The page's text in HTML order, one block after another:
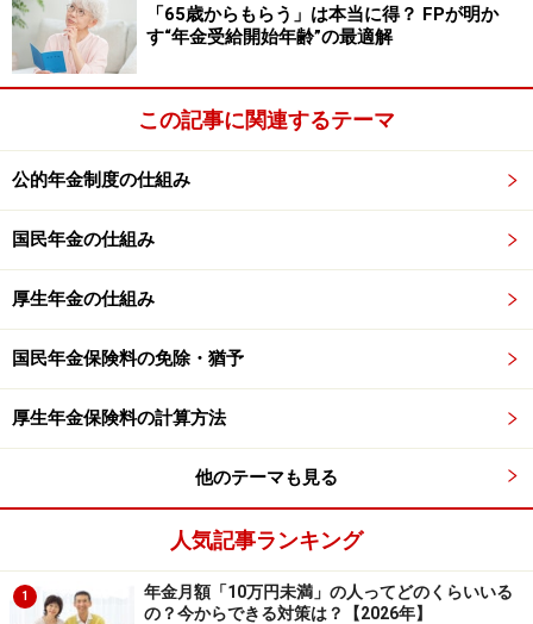
老齢給付）」（ハガキ）を誕生月末日までに返送しない
と年金が一時止まります。
3. 失業等給付をもらう手続きをした場合……退職後、ハロ
ーワークへ手続きに行き失業等給付をもらうことになる
と年金は止まります。自己都合退職で失業等給付をもら
うまでに4カ月ほど待っている間も年金は止まります
（60歳から64歳まで）。
ことはできない。
「65歳からもらう」は本当に得？ FPが明か
す“年金受給開始年齢”の最適解
この記事に関連するテーマ
公的年金制度の仕組み
国民年金の仕組み
厚生年金の仕組み
国民年金保険料の免除・猶予
厚生年金保険料の計算方法
他のテーマも見る
人気記事ランキング
1
年金月額「10万円未満」の人ってどのくらいいる
の？今からできる対策は？【2026年】